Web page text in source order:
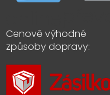
Cenově výhodné
způsoby dopravy: